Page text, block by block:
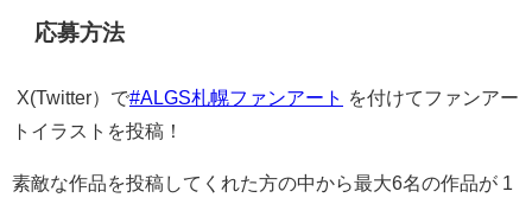
応募方法
X(Twitter）で#ALGS札幌ファンアート
を付けてファンアー
トイラストを投稿！
素敵な作品を投稿してくれた方の中から最大6名の作品が 1